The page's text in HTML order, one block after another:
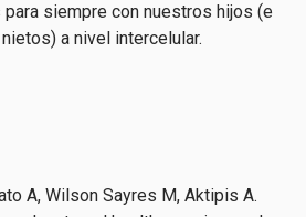
siempre con nuestros hijos (e
a nivel intercelular.
A, Wilson Sayres M, Aktipis A.